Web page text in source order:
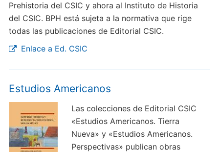
Prehistoria del CSIC y ahora al Instituto de Historia
del CSIC. BPH está sujeta a la normativa que rige
todas las publicaciones de Editorial CSIC.
Enlace a Ed. CSIC
Estudios Americanos
Las colecciones de Editorial CSIC
«Estudios Americanos. Tierra
Nueva» y «Estudios Americanos.
Perspectivas» publican obras